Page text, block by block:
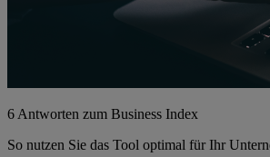
6 Antworten zum Business Index
So nutzen Sie das Tool optimal für Ihr